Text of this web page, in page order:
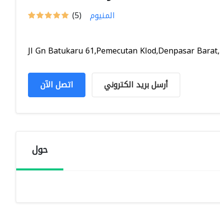
(5) المنيوم
Jl Gn Batukaru 61,Pemecutan Klod,Denpasar Barat,
اتصل الآن أرسل بريد الكتروني
حول